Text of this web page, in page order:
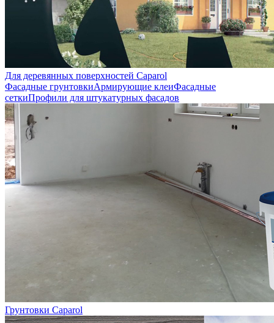
Для деревянных поверхностей Caparol
Фасадные грунтовкиАрмирующие клеиФасадные
сеткиПрофили для штукатурных фасадов
Грунтовки Caparol